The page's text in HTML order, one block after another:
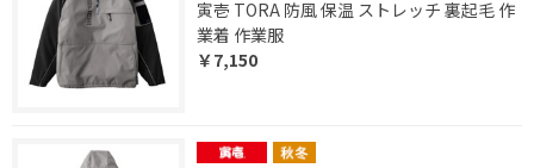
寅壱 TORA 防風 保温 ストレッチ 裏起毛 作
業着 作業服
￥7,150